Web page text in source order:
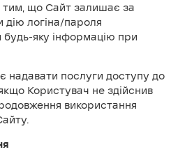
тим, що Сайт залишає за
логіна/пароля
будь-яку інформацію при
надавати послуги доступу до
Користувач не здійснив
використання